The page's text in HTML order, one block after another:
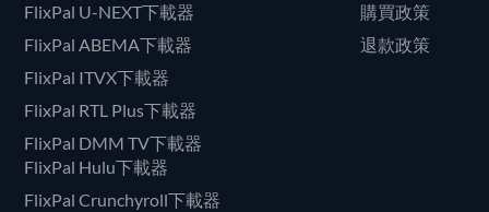
FlixPal U-NEXT下載器
FlixPal ABEMA下載器
FlixPal ITVX下載器
FlixPal RTL Plus下載器
FlixPal DMM TV下載器
FlixPal Hulu下載器
FlixPal Crunchyroll下載器
購買政策
退款政策